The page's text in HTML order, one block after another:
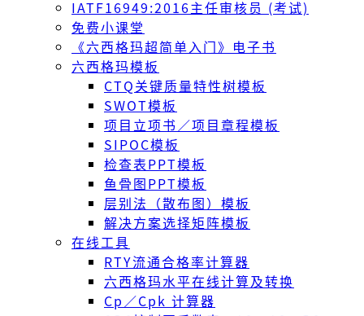
IATF16949:2016主任审核员 (考试)
免费小课堂
《六西格玛超简单入门》电子书
六西格玛模板
CTQ关键质量特性树模板
SWOT模板
项目立项书／项目章程模板
SIPOC模板
检查表PPT模板
鱼骨图PPT模板
层别法（散布图）模板
解决方案选择矩阵模板
在线工具
RTY流通合格率计算器
六西格玛水平在线计算及转换
Cp／Cpk 计算器